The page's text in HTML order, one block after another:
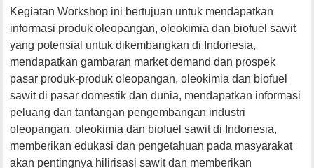
Kegiatan Workshop ini bertujuan untuk mendapatkan
informasi produk oleopangan, oleokimia dan biofuel sawit
yang potensial untuk dikembangkan di Indonesia,
mendapatkan gambaran market demand dan prospek
pasar produk-produk oleopangan, oleokimia dan biofuel
sawit di pasar domestik dan dunia, mendapatkan informasi
peluang dan tantangan pengembangan industri
oleopangan, oleokimia dan biofuel sawit di Indonesia,
memberikan edukasi dan pengetahuan pada masyarakat
akan pentingnya hilirisasi sawit dan memberikan